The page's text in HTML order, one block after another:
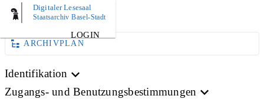
Digitaler Lesesaal
Staatsarchiv Basel-Stadt
LOGIN
AKTE
ARCHIVPLAN
Identifikation
Zugangs- und Benutzungsbestimmungen